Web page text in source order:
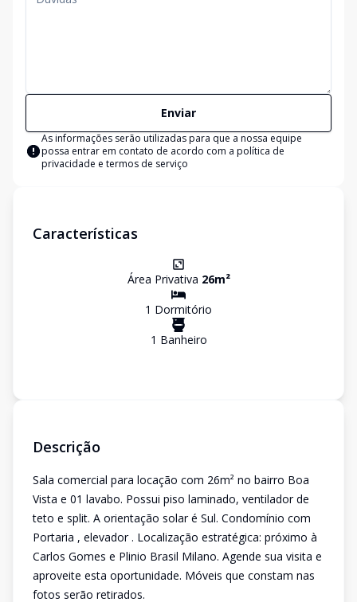
Enviar
As informações serão utilizadas para que a nossa equipe
possa entrar em contato de acordo com a política de
privacidade e termos de serviço
Características
Área Privativa 26m²
1 Dormitório
1 Banheiro
Descrição
Sala comercial para locação com 26m² no bairro Boa
Vista e 01 lavabo. Possui piso laminado, ventilador de
teto e split. A orientação solar é Sul. Condomínio com
Portaria , elevador . Localização estratégica: próximo à
Carlos Gomes e Plinio Brasil Milano. Agende sua visita e
aproveite esta oportunidade. Móveis que constam nas
fotos serão retirados.